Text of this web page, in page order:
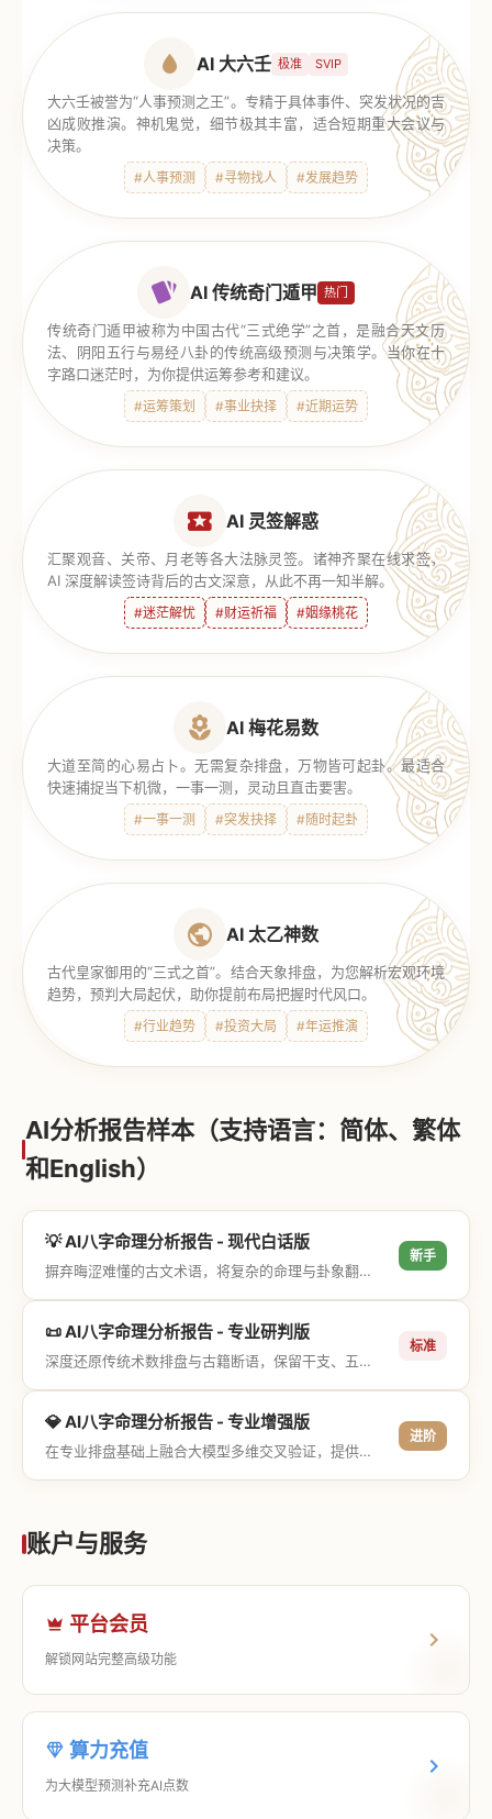
AI 大六壬 极准 SVIP
大六壬被誉为“人事预测之王”。专精于具体事件、突发状况的吉
凶成败推演。神机鬼觉，细节极其丰富，适合短期重大会议与
决策。
#人事预测 #寻物找人 #发展趋势
AI 传统奇门遁甲 热门
传统奇门遁甲被称为中国古代“三式绝学”之首，是融合天文历
法、阴阳五行与易经八卦的传统高级预测与决策学。当你在十
字路口迷茫时，为你提供运筹参考和建议。
#运筹策划 #事业抉择 #近期运势
AI 灵签解惑
汇聚观音、关帝、月老等各大法脉灵签。诸神齐聚在线求签，
AI 深度解读签诗背后的古文深意，从此不再一知半解。
#迷茫解忧 #财运祈福 #姻缘桃花
AI 梅花易数
大道至简的心易占卜。无需复杂排盘，万物皆可起卦。最适合
快速捕捉当下机微，一事一测，灵动且直击要害。
#一事一测 #突发抉择 #随时起卦
AI 太乙神数
古代皇家御用的“三式之首”。结合天象排盘，为您解析宏观环境
趋势，预判大局起伏，助你提前布局把握时代风口。
#行业趋势 #投资大局 #年运推演
AI分析报告样本（支持语言：简体、繁体
和English）
💡 AI八字命理分析报告 - 现代白话版
摒弃晦涩难懂的古文术语，将复杂的命理与卦象翻译成通俗易懂的现代大白话，直击结果与生活建议，零门槛轻松阅读。
新手
📜 AI八字命理分析报告 - 专业研判版
深度还原传统术数排盘与古籍断语，保留干支、五行与神煞等专业术语，适合追求严谨考证与具备易学基础的用户。
标准
💎 AI八字命理分析报告 - 专业增强版
在专业排盘基础上融合大模型多维交叉验证，提供更详尽的流年推演、应期运筹、象意深度剖析，以及全方位的运筹决策指导。
进阶
账户与服务
平台会员
解锁网站完整高级功能
算力充值
为大模型预测补充AI点数